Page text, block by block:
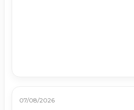
07/08/2026